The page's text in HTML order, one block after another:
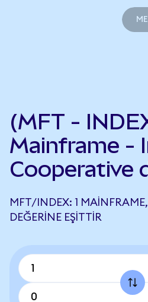
(MFT -
Mainframe -
Cooperative
MFT/INDEX: 1
DEĞERINE EŞITTIR